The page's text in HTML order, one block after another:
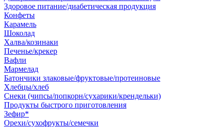
Здоровое питание/диабетическая продукция
Конфеты
Карамель
Шоколад
Халва/козинаки
Печенье/крекер
Вафли
Мармелад
Батончики злаковые/фруктовые/протеиновые
Хлебцы/хлеб
Снеки (чипсы/попкорн/сухарики/крендельки)
Продукты быстрого приготовления
Зефир*
Орехи/сухофрукты/семечки